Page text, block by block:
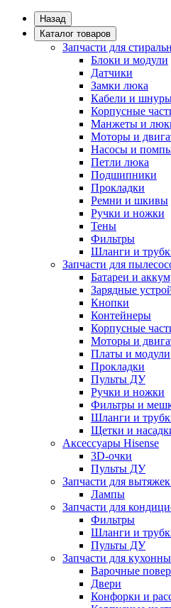
Назад
Каталог товаров
Запчасти для
Блоки и модули
Датчики
Замки люка
Кабели и
Корпусные
Манжеты и
Моторы и
Насосы и
Петли люка
Подшипники
Прокладки
Ремни и шкивы
Ручки и ножки
Тены
Фильтры
Шланги и
Запчасти для
Батареи и
Зарядные
Кнопки
Контейнеры
Корпусные
Моторы и
Платы и модули
Прокладки
Пульты ДУ
Ручки и ножки
Фильтры и
Шланги и
Щетки и
Аксессуары Hisense
3D-очки
Пульты ДУ
Запчасти для
Лампы
Запчасти для
Фильтры
Шланги и
Пульты ДУ
Запчасти для
Варочные
Двери
Конфорки и